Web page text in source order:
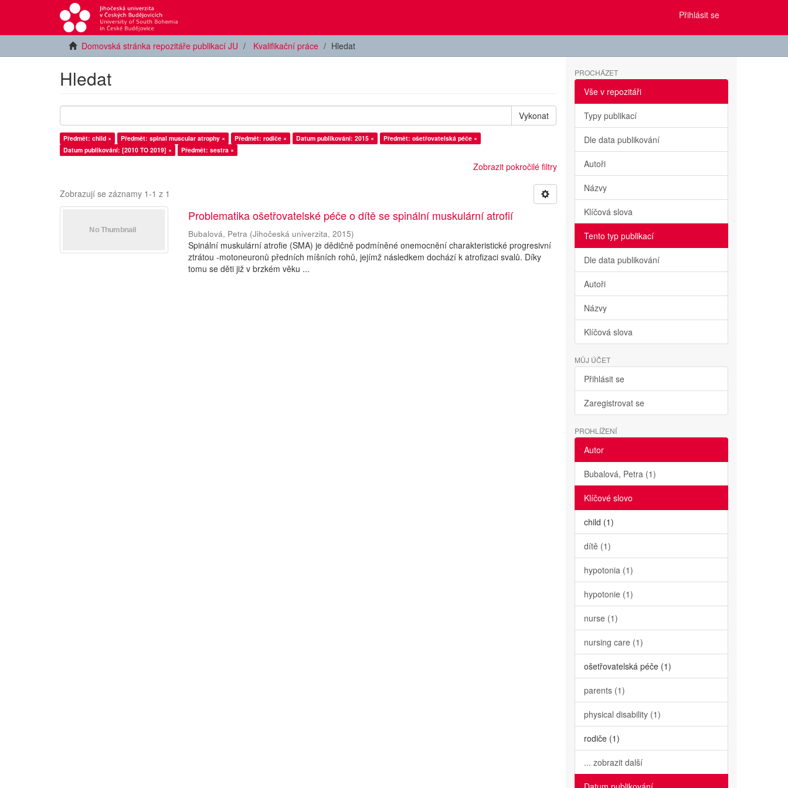
Přihlásit se
Domovská stránka repozitáře publikací JU Kvalifikační práce Hledat
Hledat
Vykonat
Předmět: child × Předmět: spinal muscular atrophy × Předmět: rodiče × Datum publikování: 2015 ×
Předmět: ošetřovatelská péče ×
Datum publikování: [2010 TO 2019] ×
Předmět: sestra ×
Zobrazit pokročilé filtry
Zobrazují se záznamy 1-1 z 1
Problematika ošetřovatelské péče o dítě se spinální muskulární atrofií
Bubalová, Petra (Jihočeská univerzita,2015)
Spinální muskulární atrofie (SMA) je dědičně podmíněné onemocnění charakteristické progresivní
ztrátou -motoneuronů předních míšních rohů, jejímž následkem dochází k atrofizaci svalů. Díky
tomu se děti již v brzkém věku ...
PROCHÁZET
Vše v repozitáři
Typy publikací
Dle data publikování
Autoři
Názvy
Klíčová slova
Tento typ publikací
Dle data publikování
Autoři
Názvy
Klíčová slova
MŮJ ÚČET
Přihlásit se
Zaregistrovat se
PROHLÍŽENÍ
Autor
Bubalová, Petra (1)
Klíčové slovo
child (1)
dítě (1)
hypotonia (1)
hypotonie (1)
nurse (1)
nursing care (1)
ošetřovatelská péče (1)
parents (1)
physical disability (1)
rodiče (1)
... zobrazit další